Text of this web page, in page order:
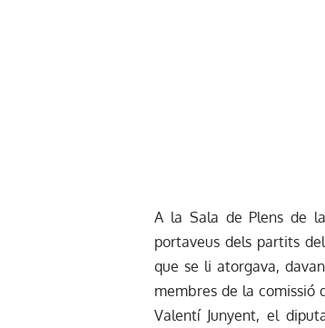
A la Sala de Plens de
portaveus dels partits
que se li atorgava,
membres de la comissió
Valentí Junyent, el